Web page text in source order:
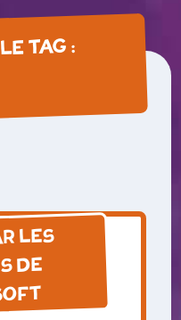
TAG :
LES
DE